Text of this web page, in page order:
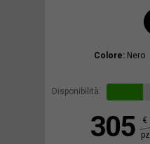
Colore: Nero
Disponibilità:
305
€
pz.